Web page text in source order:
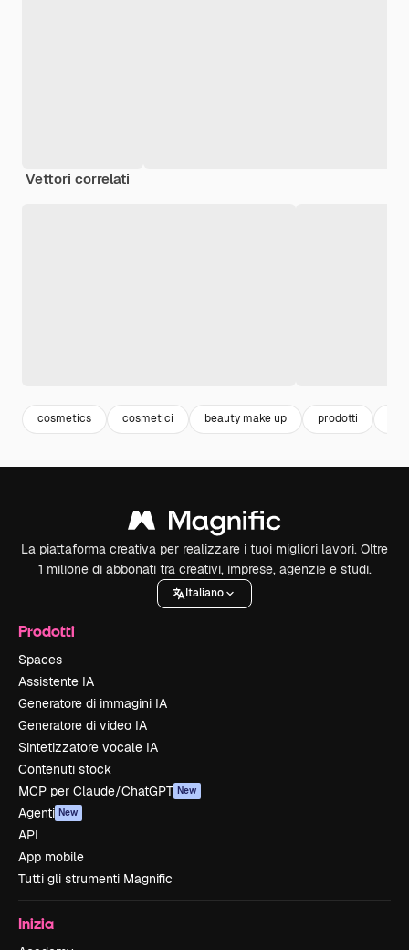
Vettori correlati
cosmetics cosmetici beauty make up prodotti
La piattaforma creativa per realizzare i tuoi migliori lavori. Oltre
1 milione di abbonati tra creativi, imprese, agenzie e studi.
Italiano
Prodotti
Spaces
Assistente IA
Generatore di immagini IA
Generatore di video IA
Sintetizzatore vocale IA
Contenuti stock
MCP per Claude/ChatGPT New
Agenti New
API
App mobile
Tutti gli strumenti Magnific
Inizia